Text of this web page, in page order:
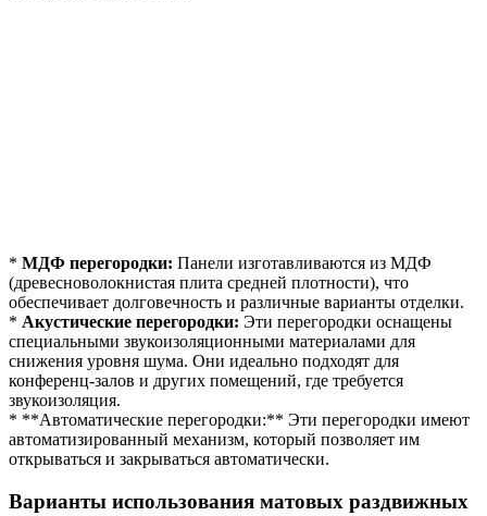
* МДФ перегородки: Панели изготавливаются из МДФ
(древесноволокнистая плита средней плотности), что
обеспечивает долговечность и различные варианты отделки.
* Акустические перегородки: Эти перегородки оснащены
специальными звукоизоляционными материалами для
снижения уровня шума. Они идеально подходят для
конференц-залов и других помещений, где требуется
звукоизоляция.
* **Автоматические перегородки:** Эти перегородки имеют
автоматизированный механизм, который позволяет им
открываться и закрываться автоматически.
Варианты использования матовых раздвижных